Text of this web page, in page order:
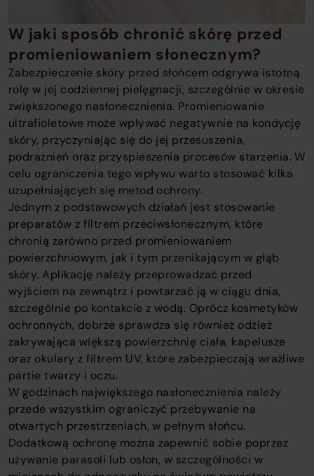
W jaki sposób chronić skórę przed
promieniowaniem słonecznym?
Zabezpieczenie skóry przed słońcem odgrywa istotną
rolę w jej codziennej pielęgnacji, szczególnie w okresie
zwiększonego nasłonecznienia. Promieniowanie
ultrafioletowe może wpływać negatywnie na kondycję
skóry, przyczyniając się do jej przesuszenia,
podrażnień oraz przyspieszenia procesów starzenia. W
celu ograniczenia tego wpływu warto stosować kilka
uzupełniających się metod ochrony.
Jednym z podstawowych działań jest stosowanie
preparatów z filtrem przeciwsłonecznym, które
chronią zarówno przed promieniowaniem
powierzchniowym, jak i tym przenikającym w głąb
skóry. Aplikację należy przeprowadzać przed
wyjściem na zewnątrz i powtarzać ją w ciągu dnia,
szczególnie po kontakcie z wodą. Oprócz kosmetyków
ochronnych, dobrze sprawdza się również odzież
zakrywająca większą powierzchnię ciała, kapelusze
oraz okulary z filtrem UV, które zabezpieczają wrażliwe
partie twarzy i oczu.
W godzinach największego nasłonecznienia należy
przede wszystkim ograniczyć przebywanie na
otwartych przestrzeniach, w pełnym słońcu.
Dodatkową ochronę można zapewnić sobie poprzez
używanie parasoli lub osłon, w szczególności w